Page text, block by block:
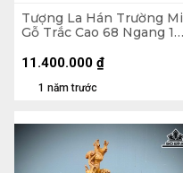
Tượng La Hán Trường Mi
Gỗ Trắc Cao 68 Ngang 16
1 năm trước
11.400.000 ₫